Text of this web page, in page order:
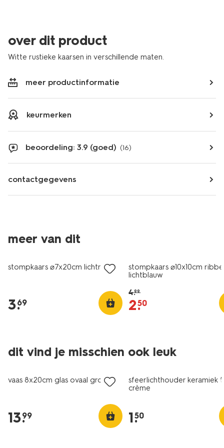
over dit product
Witte rustieke kaarsen in verschillende maten.
meer productinformatie
keurmerken
beoordeling: 3.9 (goed) (16)
contactgegevens
meer van dit
vegan
stompkaars ⌀7x20cm lichtroze
3.
69
stompkaars ⌀10x10cm
lichtblauw
4.99
2.
50
dit vind je misschien ook leuk
vaas 8x20cm glas ovaal groen
13.
99
laag geprijsd
sfeerlichthouder keramiek
crème
1.
50